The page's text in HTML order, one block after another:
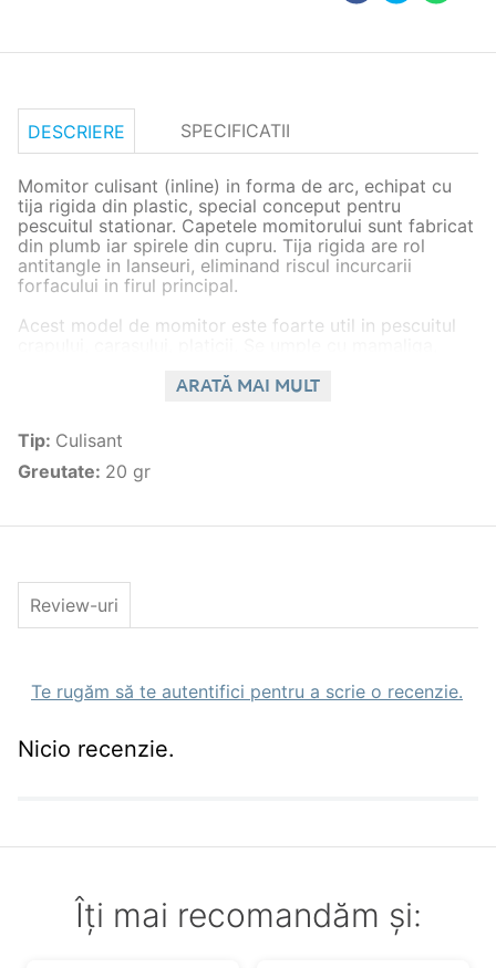
DESCRIERE SPECIFICATII
Momitor culisant (inline) in forma de arc, echipat cu
tija rigida din plastic, special conceput pentru
pescuitul stationar. Capetele momitorului sunt fabricat
din plumb iar spirele din cupru. Tija rigida are rol
antitangle in lanseuri, eliminand riscul incurcarii
forfacului in firul principal.
Acest model de momitor este foarte util in pescuitul
capacitatea de retinere a nadei si de a pastra pestele
Caracteristici:
Tip momitor: culisant;
Forma arcuita si compacta;
Material: cupru + plumb;
ARATĂ MAI MULT
Tip: Culisant
Greutate: 20 gr
Review-uri
Te rugăm să te autentifici pentru a scrie o recenzie.
Nicio recenzie.
Îți mai recomandăm și: